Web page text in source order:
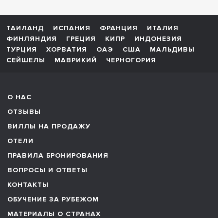
ТАИЛАНД ИСПАНИЯ ФРАНЦИЯ
ИТАЛИЯ
ФИНЛЯНДИЯ
ГРЕЦИЯ КИПР
ИНДОНЕЗИЯ
ТУРЦИЯ
ХОРВАТИЯ ОАЭ США
МАЛЬДИВЫ
СЕЙШЕЛЫ
МАВРИКИЙ ЧЕРНОГОРИЯ
О НАС
ОТЗЫВЫ
ВИЛЛЫ НА ПРОДАЖУ
ОТЕЛИ
ПРАВИЛА БРОНИРОВАНИЯ
ВОПРОСЫ И ОТВЕТЫ
КОНТАКТЫ
ОБУЧЕНИЕ ЗА РУБЕЖОМ
МАТЕРИАЛЫ О СТРАНАХ